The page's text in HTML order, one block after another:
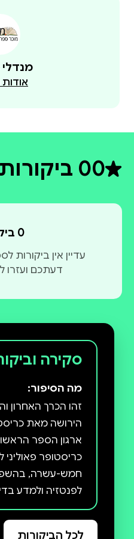
0דירוג ממוצע 0
0 ביקורות
0 ביקורות
עדיין אין
דעתכם ועזרו
סקירה
מה הסיפור:
זהו הכרך האחרון
הירושה מאת
ארגון הספר
כריסטופר פאוליני
חמש-עשרה,
לפנטזיה ולמדע
להצלחה מסחררת,
משלושים שפות,
לכל הביקורות